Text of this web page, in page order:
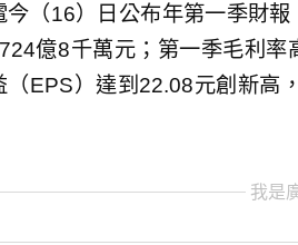
今（16）日公布年第一季財
億8千萬元；第一季毛利
（EPS）達到22.08元創新高
我是